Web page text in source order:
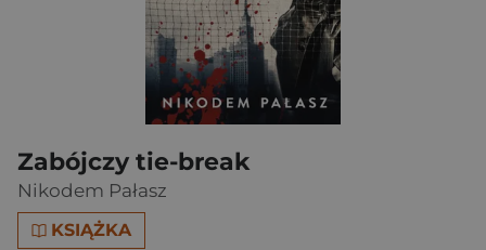
Zabójczy tie-break
Nikodem Pałasz
KSIĄŻKA